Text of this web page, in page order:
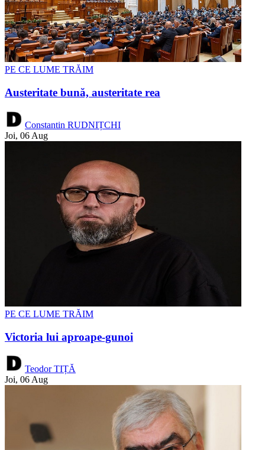
PE CE LUME TRĂIM
Austeritate bună, austeritate rea
Constantin RUDNIȚCHI
Joi, 06 Aug
PE CE LUME TRĂIM
Victoria lui aproape-gunoi
Teodor TIȚĂ
Joi, 06 Aug